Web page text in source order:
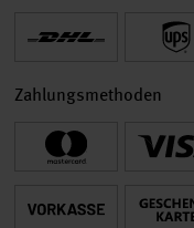
Zahlungsmethoden